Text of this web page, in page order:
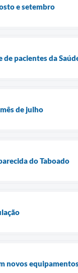
e setembro
pacientes da
de julho
do Taboado
novos